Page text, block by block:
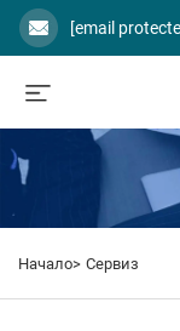
[email
Начало> Сервиз